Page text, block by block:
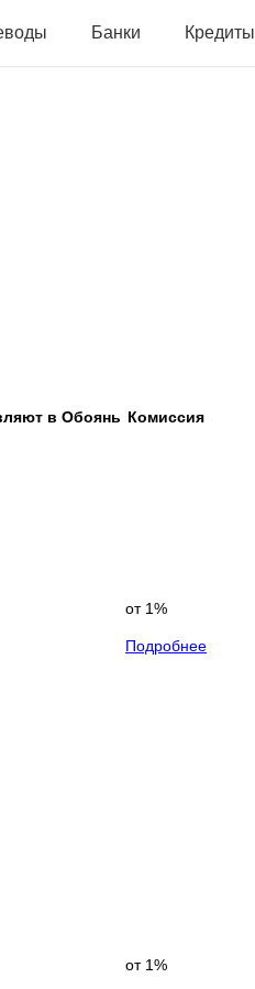
Банки Кредиты
в Обоянь Комиссия
от 1%
Подробнее
от 1%